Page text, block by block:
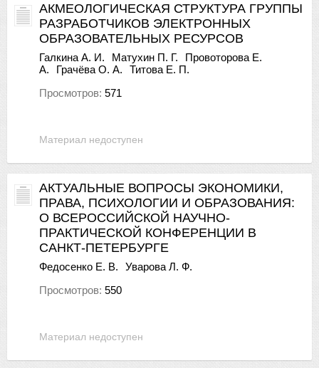
Материал недоступен
АКМЕОЛОГИЧЕСКАЯ СТРУКТУРА ГРУППЫ
РАЗРАБОТЧИКОВ ЭЛЕКТРОННЫХ
ОБРАЗОВАТЕЛЬНЫХ РЕСУРСОВ
Галкина А. И. Матухин П. Г.
Провоторова Е.
А.
Грачёва О. А.
Титова Е. П.
Просмотров: 571
Материал недоступен
АКТУАЛЬНЫЕ ВОПРОСЫ ЭКОНОМИКИ,
ПРАВА, ПСИХОЛОГИИ И ОБРАЗОВАНИЯ:
О ВСЕРОССИЙСКОЙ НАУЧНО-
ПРАКТИЧЕСКОЙ КОНФЕРЕНЦИИ В
САНКТ-ПЕТЕРБУРГЕ
Федосенко Е. В.
Уварова Л. Ф.
Просмотров: 550